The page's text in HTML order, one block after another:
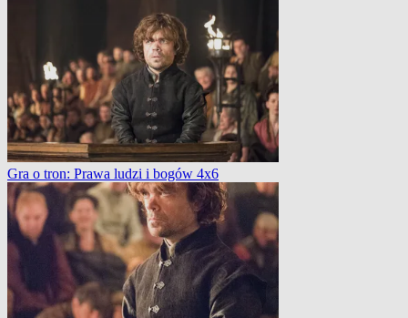
Gra o tron: Prawa ludzi i bogów 4x6